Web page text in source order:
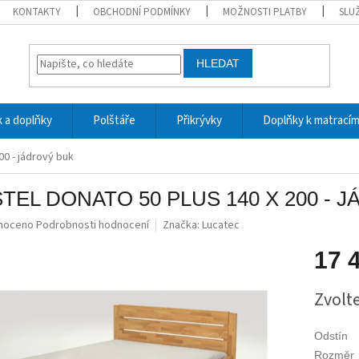
KONTAKTY OBCHODNÍ PODMÍNKY MOŽNOSTI PLATBY
HLEDAT
a doplňky Polštáře Přikrývky Doplňky k matracím
- jádrový buk
DONATO 50 PLUS 140 X 200 -
Podrobnosti hodnocení Značka: Lucatec
17
cena:
Odstín
Rozměr